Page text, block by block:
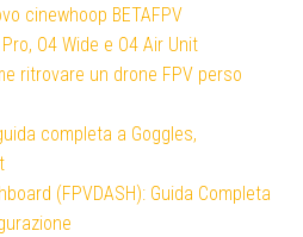
cinewhoop BETAFPV
O4 Wide e O4 Air Unit
ritrovare un drone FPV perso
completa a Goggles,
(FPVDASH): Guida Completa